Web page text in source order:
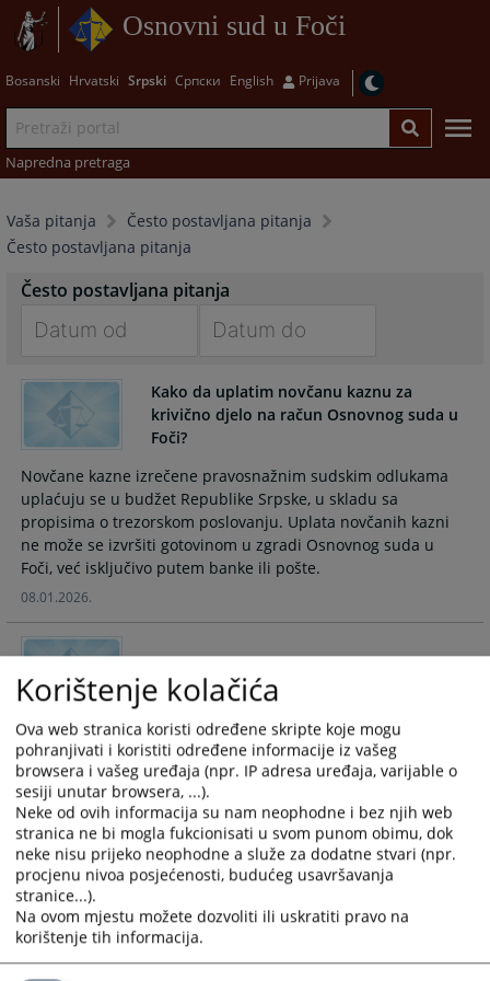
Osnovni sud u Foči
Bosanski Hrvatski Srpski Српски English Prijava
Napredna pretraga
Vaša pitanja
Često postavljana pitanja
Često postavljana pitanja
Često postavljana pitanja
forward
interact
the
calendar
and
select
date.
Press
the
question
mark
key
to
get
the
keyboard
shortcuts
for
changing
dates.
forward
to
the
calendar
and
select
the
question
mark
key
to
get
the
keyboard
shortcuts
for
dates.
Kako da uplatim novčanu kaznu za
krivično djelo na račun Osnovnog suda u
Foči?
Novčane kazne izrečene pravosnažnim sudskim odlukama
uplaćuju se u budžet Republike Srpske, u skladu sa
propisima o trezorskom poslovanju. Uplata novčanih kazni
ne može se izvršiti gotovinom u zgradi Osnovnog suda u
Foči, već isključivo putem banke ili pošte.
08.01.2026.
OBRAZAC ZAHTJEVA ZA BRISANJE OSUDA U OSNOVNOM
SUDU U FOČI
19.12.2025.
Kako da uplatim sudsku taksu u korist
Osnovnog suda u Foči?
Uputstvo za uplatu sudske takse u korist osnovnog suda u
Foči (sa konkretnim primjerom i izgledom uplatnice) i
detaljnim pojašnjenjem sudske takse
Korištenje kolačića
Ova web stranica koristi određene skripte koje mogu
pohranjivati i koristiti određene informacije iz vašeg
browsera i vašeg uređaja (npr. IP adresa uređaja, varijable o
sesiji unutar browsera, ...).
Neke od ovih informacija su nam neophodne i bez njih web
stranica ne bi mogla fukcionisati u svom punom obimu, dok
neke nisu prijeko neophodne a služe za dodatne stvari (npr.
procjenu nivoa posjećenosti, budućeg usavršavanja
stranice...).
Na ovom mjestu možete dozvoliti ili uskratiti pravo na
korištenje tih informacija.